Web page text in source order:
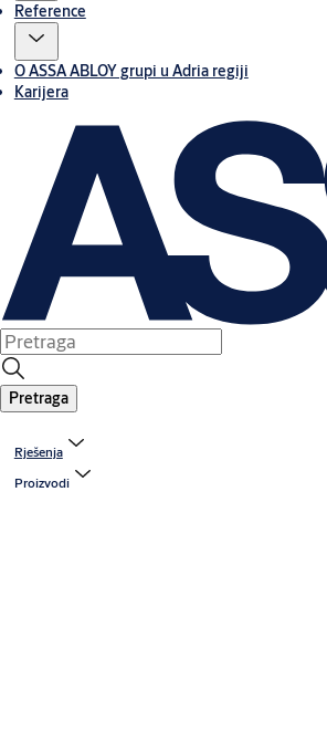
Reference
O ASSA ABLOY grupi u Adria regiji
Karijera
Pretraga
Rješenja
Proizvodi